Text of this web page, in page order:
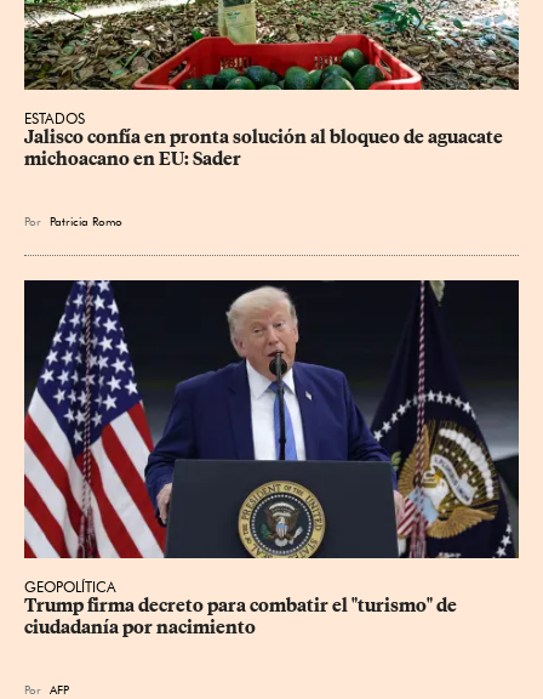
ESTADOS
Jalisco confía en pronta solución al bloqueo de aguacate
michoacano en EU: Sader
Por Patricia Romo
GEOPOLÍTICA
Trump firma decreto para combatir el "turismo" de
ciudadanía por nacimiento
Por AFP